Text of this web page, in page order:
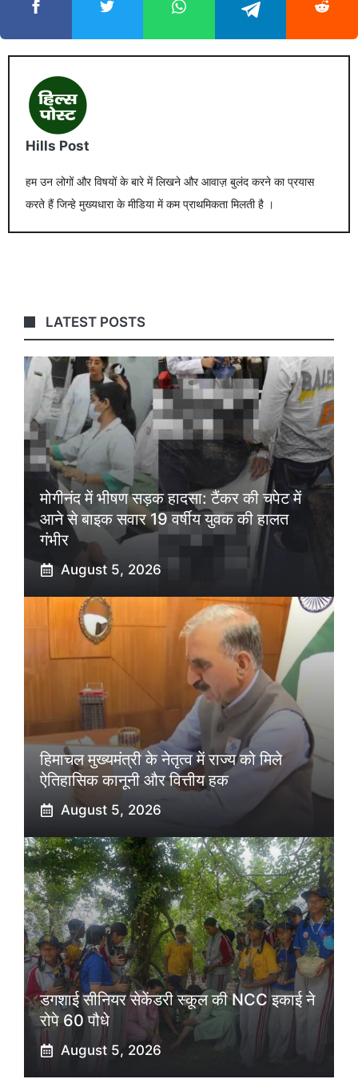
Hills Post
हम उन लोगों और विषयों के बारे में लिखने और आवाज़ बुलंद करने का प्रयास
करते हैं जिन्हे मुख्यधारा के मीडिया में कम प्राथमिकता मिलती है ।
LATEST POSTS
मोगीनंद में भीषण सड़क हादसा: टैंकर की चपेट में
आने से बाइक सवार 19 वर्षीय युवक की हालत
गंभीर
August 5, 2026
हिमाचल मुख्यमंत्री के नेतृत्व में राज्य को मिले
ऐतिहासिक कानूनी और वित्तीय हक
August 5, 2026
डगशाई सीनियर सेकेंडरी स्कूल की NCC इकाई ने
रोपे 60 पौधे
August 5, 2026